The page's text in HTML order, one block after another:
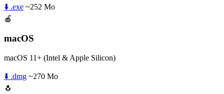
⬇️ .exe ~252 Mo
🍎
macOS
macOS 11+ (Intel & Apple Silicon)
⬇️ .dmg ~270 Mo
🐧